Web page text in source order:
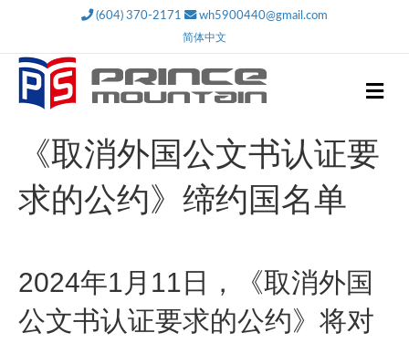
(604) 370-2171 wh5900440@gmail.com
简体中文
M
e
《取消外国公文书认证要
求的公约》缔约国名单
2024年1月11日，《取消外国
公文书认证要求的公约》将对